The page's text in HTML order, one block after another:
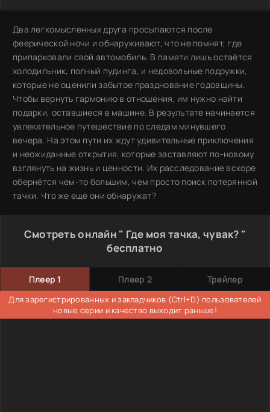
Два легкомысленных друга просыпаются после
феерической ночи и обнаруживают, что не помнят, где
припарковали свой автомобиль. В памяти лишь остаётся
холодильник, полный пудинга, и недовольные подружки,
которые не оценили забытое празднование годовщины.
Чтобы вернуть гармонию в отношения, им нужно найти
подарки, оставшиеся в машине. В результате начинается
увлекательное путешествие по следам минувшего
вечера. На этом пути их ждут удивительные приключения
и неожиданные открытия, которые заставляют по-новому
взглянуть на жизнь и ценности. Их расследование вскоре
обернётся чем-то большим, чем просто поиск потерянной
тачки. Что же ещё они обнаружат?
Смотреть онлайн " Где моя тачка, чувак? "
бесплатно
Плеер 1 Плеер 2 Трейлер
Для зарегистрированных и закладчиков (Ctrl+D) пользователей
новые серии и качество выходит раньше!